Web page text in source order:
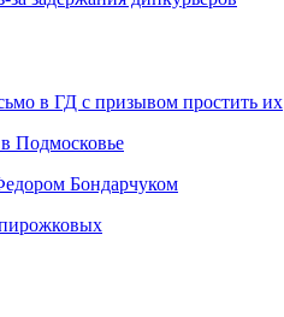
в ГД с призывом простить их
Подмосковье
Бондарчуком